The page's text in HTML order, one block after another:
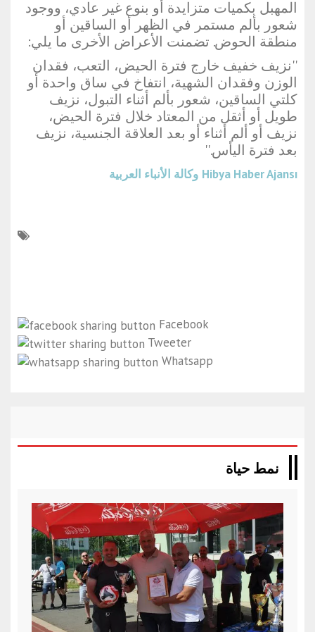
المهبل بكميات متزايدة أو بنوع غير عادي، ووجود
شعور بألم مستمر في الظهر أو الساقين أو
منطقة الحوض. تضمنت الأعراض الأخرى ما يلي:
''نزيف خفيف خارج فترة الحيض، التعب، فقدان
الوزن وفقدان الشهية، انتفاخ في ساق واحدة أو
كلتي الساقين، شعور بألم أثناء التبول، نزيف
طويل أو أثقل من المعتاد خلال فترة الحيض،
نزيف أو ألم أثناء أو بعد العلاقة الجنسية، نزيف
بعد فترة اليأس.''
Hibya Haber Ajansı وكالة الأنباء العربية
Facebook
Tweeter
Whatsapp
نمط حياة